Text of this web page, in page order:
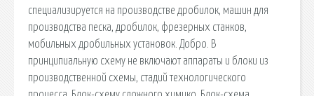
специализируется на производстве дробилок, машин для
производства песка, дробилок, фрезерных станков,
мобильных дробильных установок. Добро. В
принципиальную схему не включают аппараты и блоки из
производственной схемы, стадий технологического